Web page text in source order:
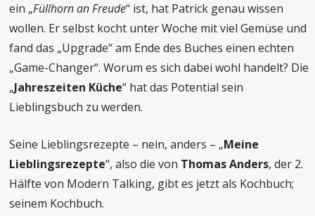
ein „Füllhorn an Freude“ ist, hat Patrick genau wissen
wollen. Er selbst kocht unter Woche mit viel Gemüse und
fand das „Upgrade“ am Ende des Buches einen echten
„Game-Changer“. Worum es sich dabei wohl handelt? Die
„Jahreszeiten Küche“ hat das Potential sein
Lieblingsbuch zu werden.
Seine Lieblingsrezepte – nein, anders – „Meine
Lieblingsrezepte“, also die von Thomas Anders, der 2.
Hälfte von Modern Talking, gibt es jetzt als Kochbuch;
seinem Kochbuch.